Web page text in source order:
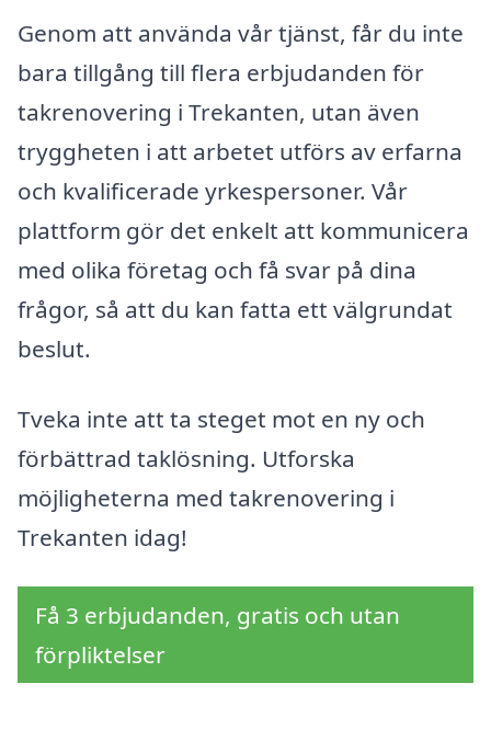
Genom att använda vår tjänst, får du inte
bara tillgång till flera erbjudanden för
takrenovering i Trekanten, utan även
tryggheten i att arbetet utförs av erfarna
och kvalificerade yrkespersoner. Vår
plattform gör det enkelt att kommunicera
med olika företag och få svar på dina
frågor, så att du kan fatta ett välgrundat
beslut.
Tveka inte att ta steget mot en ny och
förbättrad taklösning. Utforska
möjligheterna med takrenovering i
Trekanten idag!
Få 3 erbjudanden, gratis och utan
förpliktelser